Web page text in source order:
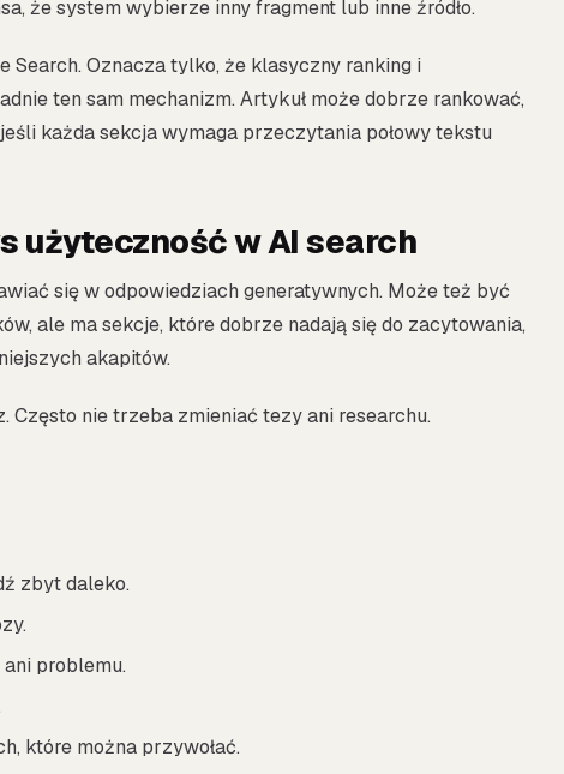
że system wybierze inny fragment lub inne źródło.
Search. Oznacza tylko, że klasyczny ranking i
ten sam mechanizm. Artykuł może dobrze rankować,
każda sekcja wymaga przeczytania połowy tekstu
użyteczność w AI search
się w odpowiedziach generatywnych. Może też być
ale ma sekcje, które dobrze nadają się do zacytowania,
akapitów.
Często nie trzeba zmieniać tezy ani researchu.
zbyt daleko.
problemu.
które można przywołać.